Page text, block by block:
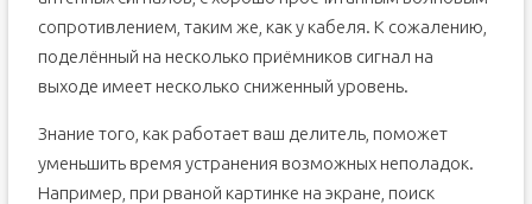
сопротивлением, таким же, как у кабеля. К сожалению,
поделённый на несколько приёмников сигнал на
выходе имеет несколько сниженный уровень.
Знание того, как работает ваш делитель, поможет
уменьшить время устранения возможных неполадок.
Например, при рваной картинке на экране, поиск